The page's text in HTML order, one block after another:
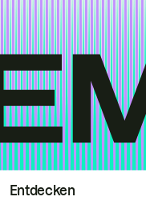
Entdecken